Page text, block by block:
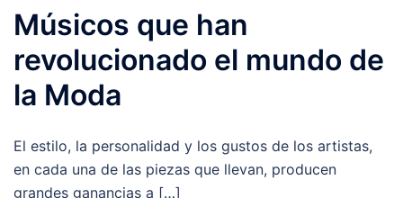
Músicos que han
revolucionado el mundo de
la Moda
El estilo, la personalidad y los gustos de los artistas,
en cada una de las piezas que llevan, producen
grandes ganancias a […]